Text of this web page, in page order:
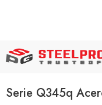
Serie Q345q